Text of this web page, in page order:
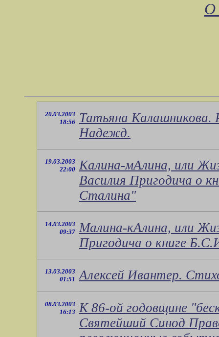
О
20.03.2003
18:56
Татьяна Калашникова.
Надежд.
19.03.2003
22:00 Калина-мАлина, или
Василия Пригодича о
Сталина"
14.03.2003
09:37 Малина-кАлина, или
Пригодича о книге
13.03.2003
01:51
Алексей Ивантер.
08.03.2003
16:13 К 86-ой годовщине
Святейший Синод